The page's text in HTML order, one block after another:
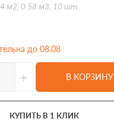
м2, 0.58 м3, 10 шт
до 08.08
+ В КОРЗИНУ
КУПИТЬ В 1 КЛИК